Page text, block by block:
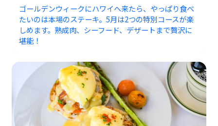
ゴールデンウィークにハワイへ来たら、やっぱり食べ
たいのは本場のステーキ。5月は2つの特別コースが楽
しめます。熟成肉、シーフード、デザートまで贅沢に
堪能！